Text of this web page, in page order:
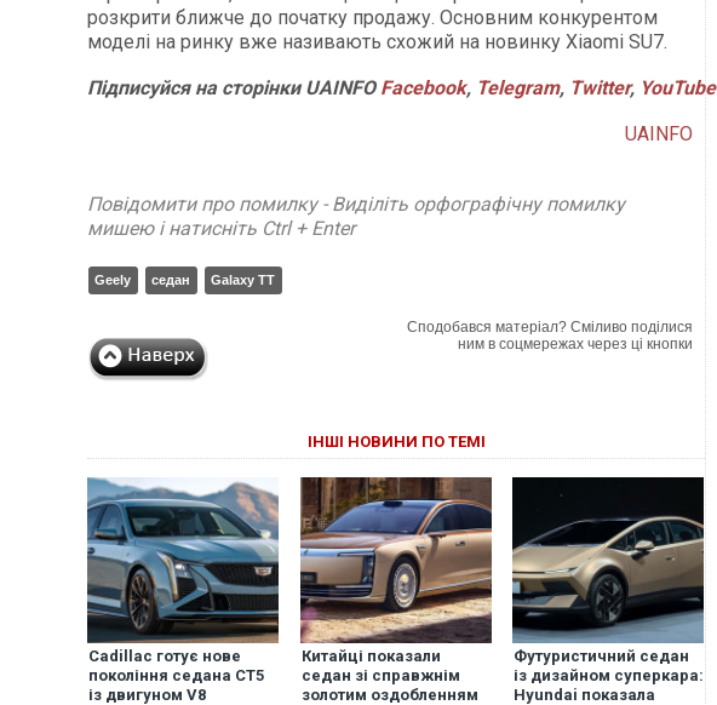
розкрити ближче до початку продажу. Основним конкурентом
моделі на ринку вже називають схожий на новинку Xiaomi SU7.
ПідписуйсянасторінкиUAINFO Facebook, Telegram, Twitter, YouTube
UAINFO
Повідомити про помилку - Виділіть орфографічну помилку
мишею і натисніть Ctrl + Enter
Geely седан Galaxy TT
Сподобався матеріал? Сміливо поділися
ним в соцмережах через ці кнопки
ІНШІ НОВИНИ ПО ТЕМІ
Cadillac готує нове
покоління седана CT5
із двигуном V8
Китайці показали
седан зі справжнім
золотим оздобленням
Футуристичний седан
із дизайном суперкара:
Hyundai показала